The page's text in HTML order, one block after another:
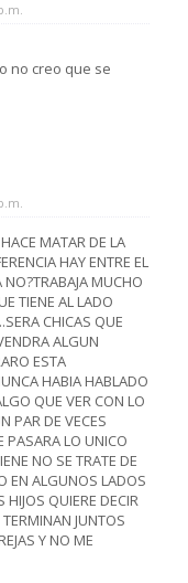
no creo que se
MATAR DE LA
HAY ENTRE EL
MUCHO
TIENE AL LADO
CHICAS QUE
ALGUN
ESTA
HABIA HABLADO
QUE VER CON LO
PAR DE VECES
PASARA LO UNICO
NO SE TRATE DE
EN ALGUNOS LADOS
HIJOS QUIERE DECIR
JUNTOS
Y NO ME